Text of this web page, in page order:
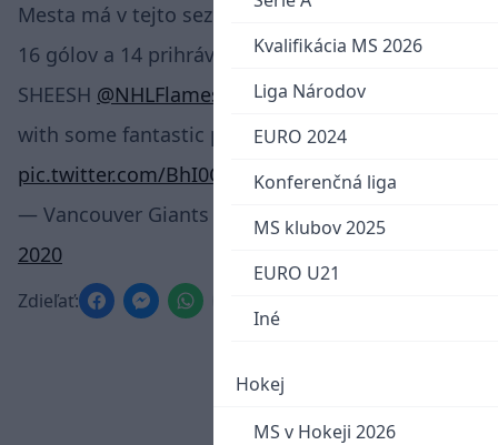
Kvalifikácia MS 2026
Liga Národov
EURO 2024
Konferenčná liga
MS klubov 2025
EURO U21
Iné
Hokej
MS v Hokeji 2026
Mesta má v tejto sezóne na konte 30 bodov za
16 gólov a 14 prihrávok.
SHEESH @NHLFlames prospect@milosroman_
with some fantastic puck protection here!
pic.twitter.com/BhI0OoOaJF
— Vancouver Giants (@WHLGiants)February 5,
2020
Zdieľať: